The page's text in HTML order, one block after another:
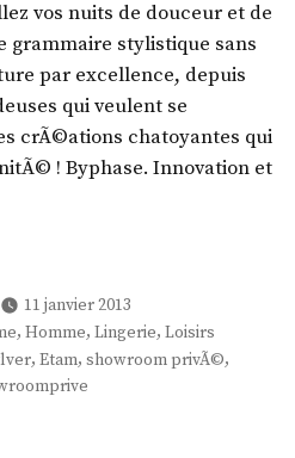
vos nuits de douceur et de
stylistique sans
par excellence, depuis
qui veulent se
crÃ©ations chatoyantes qui
! Byphase. Innovation et
11 janvier 2013
, Homme, Lingerie, Loisirs
, Etam, showroom privÃ©,